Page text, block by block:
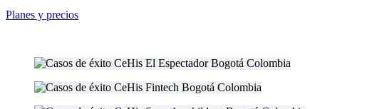
Planes y precios